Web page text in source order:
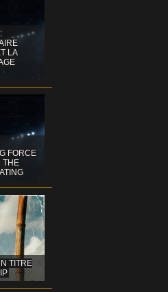
LA
FORCE
THE
TITRE